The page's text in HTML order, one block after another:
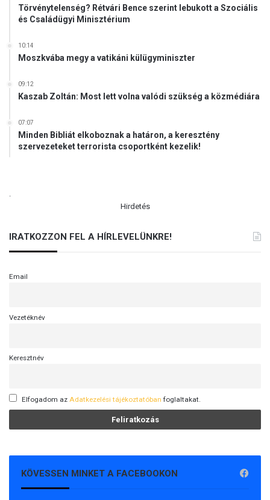
Törvénytelenség? Rétvári Bence szerint lebukott a Szociális
és Családügyi Minisztérium
10:14
Moszkvába megy a vatikáni külügyminiszter
09:12
Kaszab Zoltán: Most lett volna valódi szükség a közmédiára
07:07
Minden Bibliát elkoboznak a határon, a keresztény
szervezeteket terrorista csoportként kezelik!
.
Hirdetés
IRATKOZZON FEL A HÍRLEVELÜNKRE!
Email
Vezetéknév
Keresztnév
Elfogadom az Adatkezelési tájékoztatóban foglaltakat.
KÖVESSEN MINKET A FACEBOOKON